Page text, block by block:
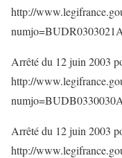
http://
numjo=BUDR0303021A
Arrêté du 12 juin 2003
http://
numjo=BUDB0330030A
Arrêté du 12 juin 2003
http://